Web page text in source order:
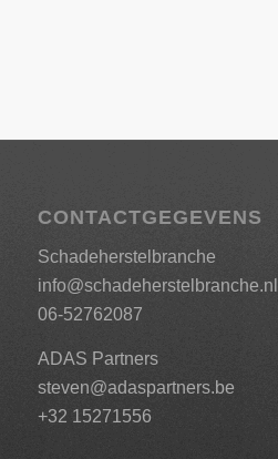
CONTACTGEGEVENS
Schadeherstelbranche
info@schadeherstelbranche.nl
06-52762087
ADAS Partners
steven@adaspartners.be
+32 15271556